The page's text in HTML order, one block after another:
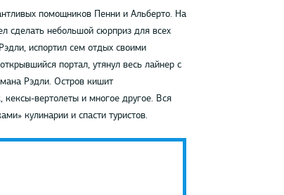
помощников Пенни и Альберто. На
сделать небольшой сюрприз для всех
испортил сем отдых своими
портал, утянул весь лайнер с
Рэдли. Остров кишит
вертолеты и многое другое. Вся
кулинарии и спасти туристов.